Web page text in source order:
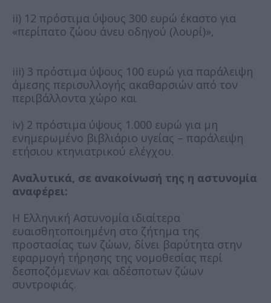
ii) 12 πρόστιμα ύψους 300 ευρώ έκαστο για
«περίπατο ζώου άνευ οδηγού (λουρί)»,
iii) 3 πρόστιμα ύψους 100 ευρώ για παράλειψη
άμεσης περισυλλογής ακαθαρσιών από τον
περιβάλλοντα χώρο και
iv) 2 πρόστιμα ύψους 1.000 ευρώ για μη
ενημερωμένο βιβλιάριο υγείας – παράλειψη
ετήσιου κτηνιατρικού ελέγχου.
Αναλυτικά, σε ανακοίνωσή της η αστυνομία
αναφέρει:
Η Ελληνική Αστυνομία ιδιαίτερα
ευαισθητοποιημένη στο ζήτημα της
προστασίας των ζώων, δίνει βαρύτητα στην
εφαρμογή τήρησης της νομοθεσίας περί
δεσποζόμενων και αδέσποτων ζώων
συντροφιάς.